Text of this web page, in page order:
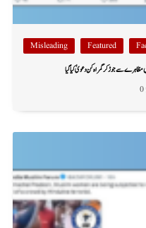
Featured
Misleading
سے جوڑ کر گمراہ کن دعویٰ کیا گیا